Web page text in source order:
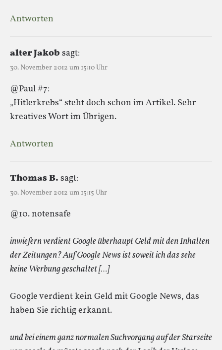
Antworten
alter Jakob sagt:
30. November 2012 um 15:10 Uhr
@Paul #7:
„Hitlerkrebs“ steht doch schon im Artikel. Sehr
kreatives Wort im Übrigen.
Antworten
Thomas B. sagt:
30. November 2012 um 15:15 Uhr
@10. notensafe
inwiefern verdient Google überhaupt Geld mit den Inhalten
der Zeitungen? Auf Google News ist soweit ich das sehe
keine Werbung geschaltet […]
Google verdient kein Geld mit Google News, das
haben Sie richtig erkannt.
und bei einem ganz normalen Suchvorgang auf der Starseite